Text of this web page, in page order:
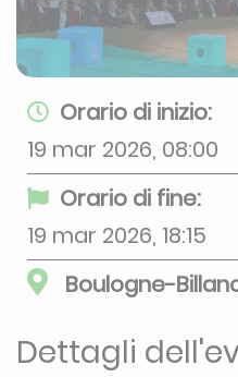
Orario di inizio:
19 mar 2026, 08:00
Orario di fine:
19 mar 2026, 18:15
Boulogne-
Dettagli